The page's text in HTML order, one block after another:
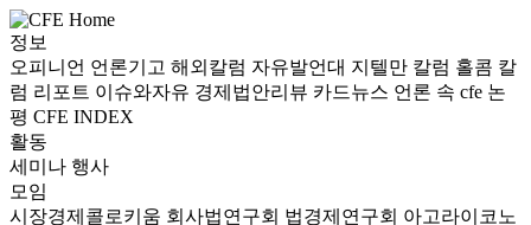
정보
오피니언 언론기고 해외칼럼 자유발언대 지텔만 칼럼 홀콤 칼
럼 리포트 이슈와자유 경제법안리뷰 카드뉴스 언론 속 cfe 논
평 CFE INDEX
활동
세미나 행사
모임
시장경제콜로키움 회사법연구회 법경제연구회 아고라이코노